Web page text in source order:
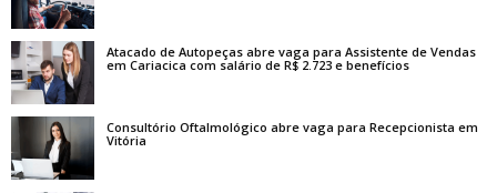
Atacado de Autopeças abre vaga para Assistente de Vendas
em Cariacica com salário de R$ 2.723 e benefícios
Consultório Oftalmológico abre vaga para Recepcionista em
Vitória